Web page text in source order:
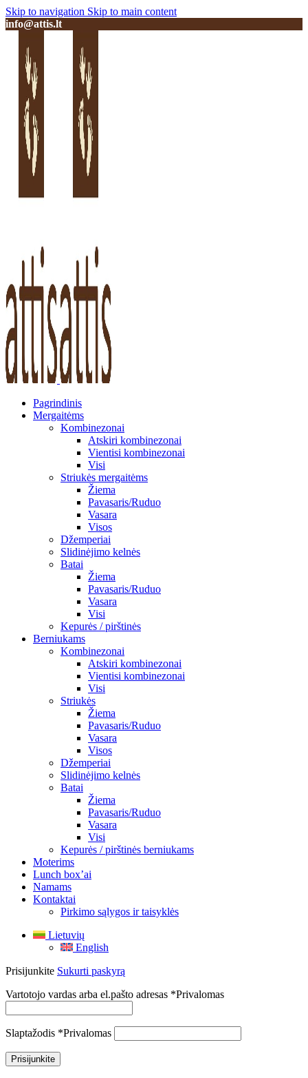
Skip to navigation Skip to main content
info@attis.lt
Pagrindinis
Mergaitėms
Kombinezonai
Atskiri kombinezonai
Vientisi kombinezonai
Visi
Striukės mergaitėms
Žiema
Pavasaris/Ruduo
Vasara
Visos
Džemperiai
Slidinėjimo kelnės
Batai
Žiema
Pavasaris/Ruduo
Vasara
Visi
Kepurės / pirštinės
Berniukams
Kombinezonai
Atskiri kombinezonai
Vientisi kombinezonai
Visi
Striukės
Žiema
Pavasaris/Ruduo
Vasara
Visos
Džemperiai
Slidinėjimo kelnės
Batai
Žiema
Pavasaris/Ruduo
Vasara
Visi
Kepurės / pirštinės berniukams
Moterims
Lunch box’ai
Namams
Kontaktai
Pirkimo sąlygos ir taisyklės
Lietuvių
English
Prisijunkite Sukurti paskyrą
Vartotojo vardas arba el.pašto adresas *Privalomas
Slaptažodis *Privalomas
Prisijunkite